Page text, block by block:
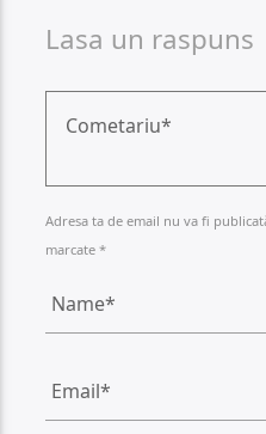
Lasa un raspuns
Adresa ta de email nu va fi
marcate *